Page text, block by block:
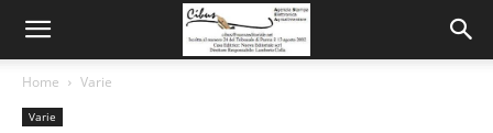
Home Varie
Varie